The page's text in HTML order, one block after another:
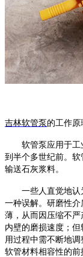
吉林软管泵 的工作原
软管泵 应用于工
到半个多世纪前。 软
输送石灰浆料。
一些人直觉地
一种误解。研磨性
薄，从而因压缩不
内壁的磨损速度；但
用过程中需不断地
软管材料相容性的